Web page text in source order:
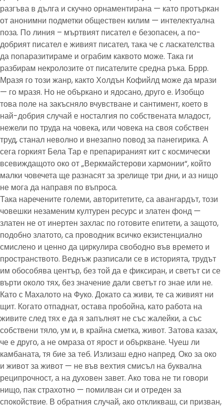
разгъва в дълга и скучно орнаментирана — като протъркан
от анонимни подметки обществен килим — интелектуална
поза. По линия – мъртвият писател е безопасен, а по-
добрият писател е живият писател, така че с ласкателства
да попаразитираме и ограбим каквото може. Така ги
разбирам некролозите от писателите средна ръка. Бррр.
Мразя го този жанр, както Холдън Кофийлд може да мрази
— го мразя. Но не объркано и ядосано, друго е. Изобщо
това поле на закъсняло вчувстване и сантимент, което в
най-добрия случай е носталгия по собствената младост,
нежели по труда на човека, или човека на своя собствен
труд, станал неволно и внезапно повод за панегирика. А
сега горкият Бела Тар е препарираният кит с космически
всевиждащото око от „Веркмайстерови хармонии“, който
малки човечета ще разнасят за зрелище три дни, и аз нищо
не мога да направя по въпроса.
Така наречените големи, авторитетите, са авангардът, този
човешки незаменим културен ресурс и златен фонд —
златен не от инертен захлас по готовите епитети, а защото,
подобно златото, са проводник всичко екзистенциално
смислено и ценно да циркулира свободно във времето и
пространството. Веднъж разписали се в историята, трудът
им обособява център, без той да е фиксиран, и светът си се
върти около тях, без значение дали светът го знае или не.
Като с Махалото на Фуко. Докато са живи, те са живият ни
щит. Когато отпаднат, остава пробойна, като работа на
живите след тях е да я запълнят не със жалейки, а със
собствени тяло, ум и, в крайна сметка, живот. Затова казах,
че е друго, а не омраза от ярост и объркване. Чуеш ли
камбаната, тя бие за теб. Излизаш едно напред. Око за око
и живот за живот — не във вехтия смисъл на буквална
реципрочност, а на духовен завет. Ако това не ти говори
нищо, пак страхотно — помилван си и отреден за
спокойствие. В обратния случай, ако откликваш, си призван,